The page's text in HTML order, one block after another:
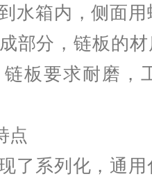
水箱内，侧面
部分，链板的
板要求耐磨，
点
了系列化，通